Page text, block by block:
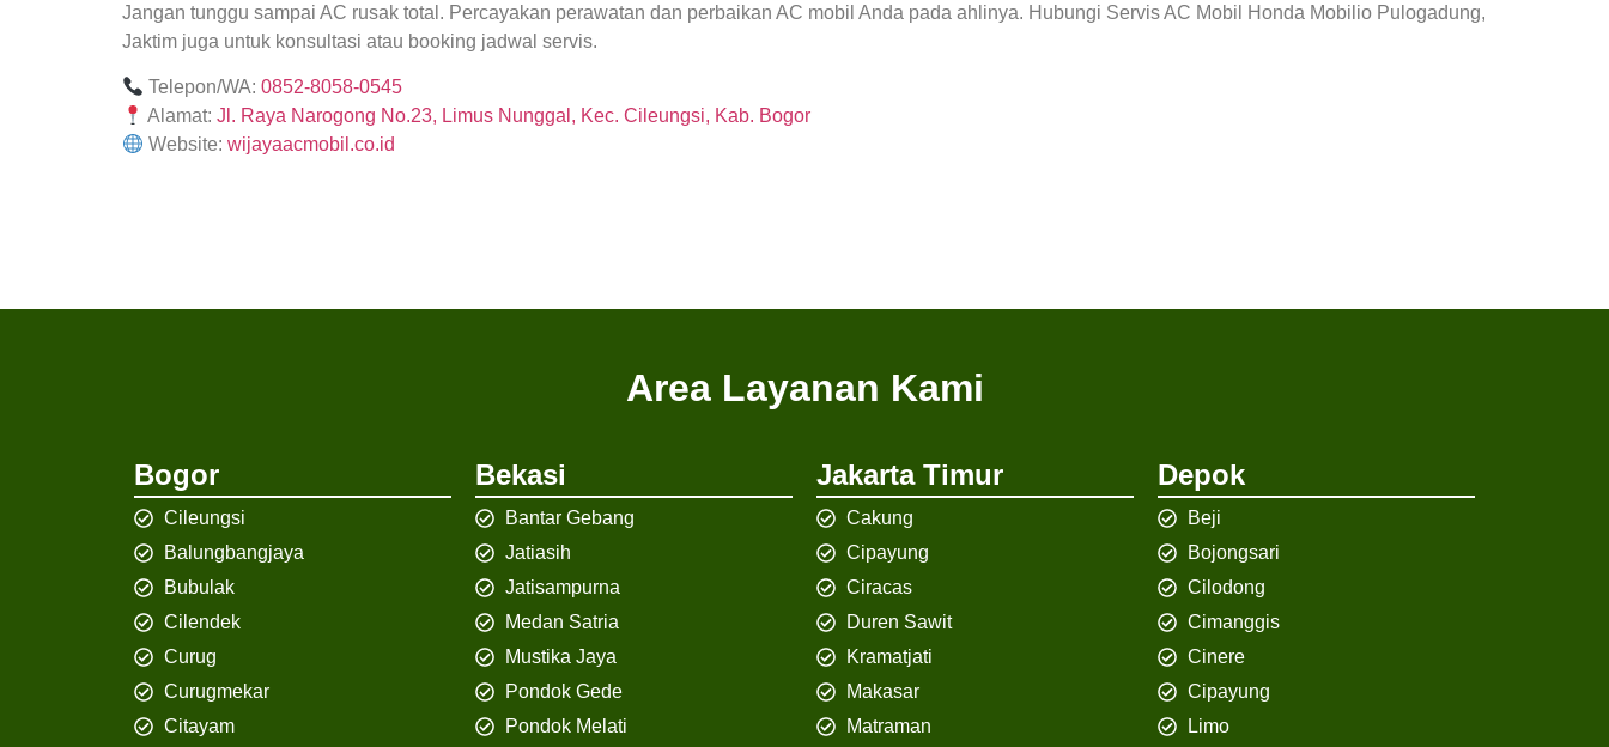
Jangan tunggu sampai AC rusak total. Percayakan perawatan dan perbaikan AC mobil Anda pada ahlinya. Hubungi Servis AC Mobil Honda Mobilio Pulogadung,
Jaktim juga untuk konsultasi atau booking jadwal servis.
Telepon/WA:0852-8058-0545
Alamat:Jl. Raya Narogong No.23, Limus Nunggal, Kec. Cileungsi, Kab. Bogor
Website:wijayaacmobil.co.id
Area Layanan Kami
Bogor
Cileungsi
Balungbangjaya
Bubulak
Cilendek
Curug
Curugmekar
Citayam
Bekasi
Bantar Gebang
Jatiasih
Jatisampurna
Medan Satria
Mustika Jaya
Pondok Gede
Pondok Melati
Jakarta Timur
Cakung
Cipayung
Ciracas
Duren Sawit
Kramatjati
Makasar
Matraman
Depok
Beji
Bojongsari
Cilodong
Cimanggis
Cinere
Cipayung
Limo